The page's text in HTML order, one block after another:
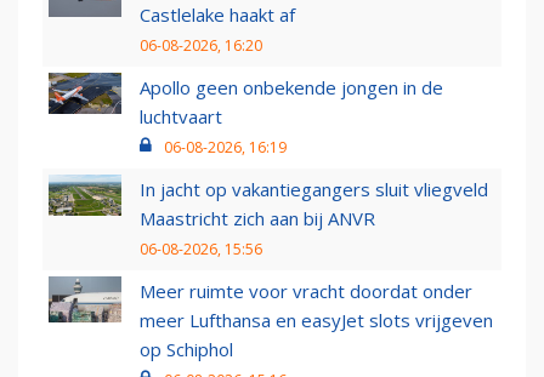
Castlelake haakt af
06-08-2026, 16:20
Apollo geen onbekende jongen in de
luchtvaart
06-08-2026, 16:19
In jacht op vakantiegangers sluit vliegveld
Maastricht zich aan bij ANVR
06-08-2026, 15:56
Meer ruimte voor vracht doordat onder
meer Lufthansa en easyJet slots vrijgeven
op Schiphol